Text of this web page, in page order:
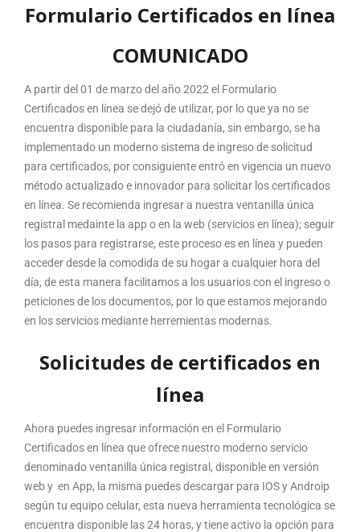
Formulario Certificados en línea
COMUNICADO
A partir del 01 de marzo del año 2022 el Formulario
Certificados en línea se dejó de utilizar, por lo que ya no se
encuentra disponible para la ciudadanía, sin embargo, se ha
implementado un moderno sistema de ingreso de solicitud
para certificados, por consiguiente entró en vigencia un nuevo
método actualizado e innovador para solicitar los certificados
en línea. Se recomienda ingresar a nuestra ventanilla única
registral medainte la app o en la web (servicios en línea); seguir
los pasos para registrarse, este proceso es en línea y pueden
acceder desde la comodida de su hogar a cualquier hora del
día, de esta manera facilitamos a los usuarios con el ingreso o
peticiones de los documentos, por lo que estamos mejorando
en los servicios mediante herremientas modernas.
Solicitudes de certificados en
línea
Ahora puedes ingresar información en el Formulario
Certificados en línea que ofrece nuestro moderno servicio
denominado ventanilla única registral, disponible en versión
web y en App, la misma puedes descargar para IOS y Androip
según tu equipo celular, esta nueva herramienta tecnológica se
encuentra disponible las 24 horas, y tiene activo la opción para